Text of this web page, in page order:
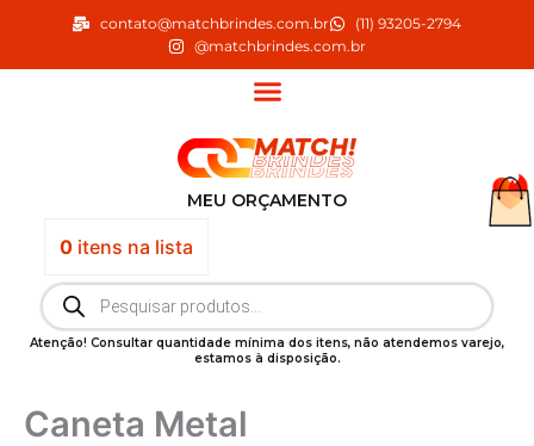
o
contato@matchbrindes.com.br
(11) 93205-2794
@matchbrindes.com.br
MEU ORÇAMENTO
0itens na lista
Pesquisar
produtos
Atenção! Consultar quantidade mínima dos itens, não atendemos varejo,
estamos à disposição.
Caneta Metal